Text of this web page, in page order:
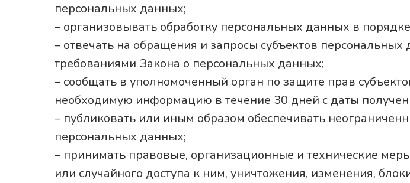
персональных данных;
– организовывать обработку персональных данных в
– отвечать на обращения и запросы субъектов
требованиями Закона о персональных данных;
– сообщать в уполномоченный орган по защите прав
необходимую информацию в течение 30 дней с даты
– публиковать или иным образом обеспечивать
персональных данных;
– принимать правовые, организационные и технические
или случайного доступа к ним, уничтожения, изменения,